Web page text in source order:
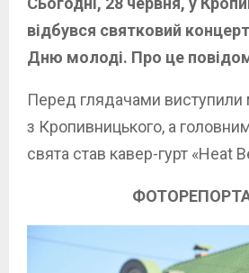
відбувся святковий
Дню молоді. Про це
Перед глядачами виступили
з Кропивницького, а
свята став кавер-гурт «Heat